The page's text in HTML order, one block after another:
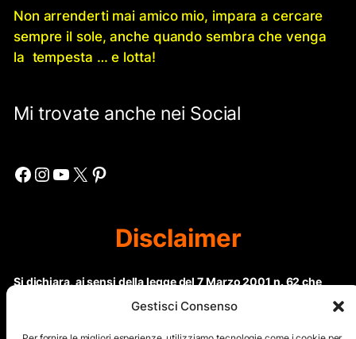
Gestisci Consenso
Non arrenderti mai amico mio, impara a cercare
sempre il sole, anche quando sembra che venga
la tempesta … e lotta!
Mi trovate anche nei Social
Facebook Instagram YouTube X Pinterest
Disclaimer
Si dichiara, ai sensi della legge del 7 Marzo 2001 n. 62 che
questo sito non rientra nella categoria di “Informazione
regolari. Le immagini dei collaboratori detentori del